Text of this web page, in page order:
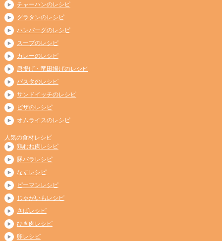
チャーハンのレシピ
グラタンのレシピ
ハンバーグのレシピ
スープのレシピ
カレーのレシピ
唐揚げ・竜田揚げのレシピ
パスタのレシピ
サンドイッチのレシピ
ピザのレシピ
オムライスのレシピ
人気の食材レシピ
鶏むね肉レシピ
豚バラレシピ
なすレシピ
ピーマンレシピ
じゃがいもレシピ
さばレシピ
ひき肉レシピ
卵レシピ